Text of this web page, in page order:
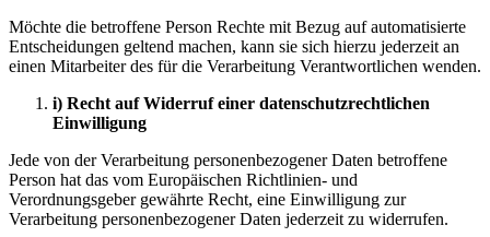
Möchte die betroffene Person Rechte mit Bezug auf automatisierte
Entscheidungen geltend machen, kann sie sich hierzu jederzeit an
einen Mitarbeiter des für die Verarbeitung Verantwortlichen wenden.
i) Recht auf Widerruf einer datenschutzrechtlichen
Einwilligung
Jede von der Verarbeitung personenbezogener Daten betroffene
Person hat das vom Europäischen Richtlinien- und
Verordnungsgeber gewährte Recht, eine Einwilligung zur
Verarbeitung personenbezogener Daten jederzeit zu widerrufen.